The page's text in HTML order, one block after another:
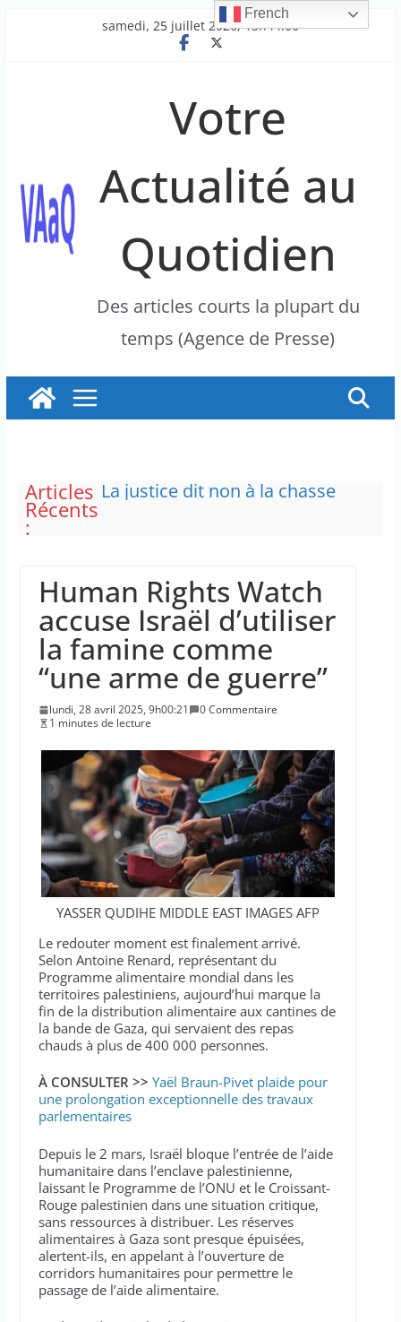
samedi, 25 juillet 2026, 13h44:00
Votre
Actualité au
Quotidien
Des articles courts la plupart du
temps (Agence de Presse)
Articles
Récents
:
La justice dit non à la chasse
“C’est scandaleux” d’avoir cinq
Canadair disponibles sur 12
Le maire de New York, dit qu’il
n’a pas la capacité juridique
d’arrêter Benyamin Nétanyahou
L’épidémie d’Ebola a entraîné
plus de 1 000 décès en RDC et en
Ouganda
Human Rights Watch
accuse Israël d’utiliser
la famine comme
“une arme de guerre”
lundi, 28 avril 2025, 9h00:21
0 Commentaire
1 minutes de lecture
YASSER QUDIHE MIDDLE EAST IMAGES AFP
Le redouter moment est finalement arrivé.
Selon Antoine Renard, représentant du
Programme alimentaire mondial dans les
territoires palestiniens, aujourd’hui marque la
fin de la distribution alimentaire aux cantines de
la bande de Gaza, qui servaient des repas
chauds à plus de 400 000 personnes.
À CONSULTER >> Yaël Braun-Pivet plaide pour
une prolongation exceptionnelle des travaux
parlementaires
Depuis le 2 mars, Israël bloque l’entrée de l’aide
humanitaire dans l’enclave palestinienne,
laissant le Programme de l’ONU et le Croissant-
Rouge palestinien dans une situation critique,
sans ressources à distribuer. Les réserves
alimentaires à Gaza sont presque épuisées,
alertent-ils, en appelant à l’ouverture de
corridors humanitaires pour permettre le
passage de l’aide alimentaire.
French